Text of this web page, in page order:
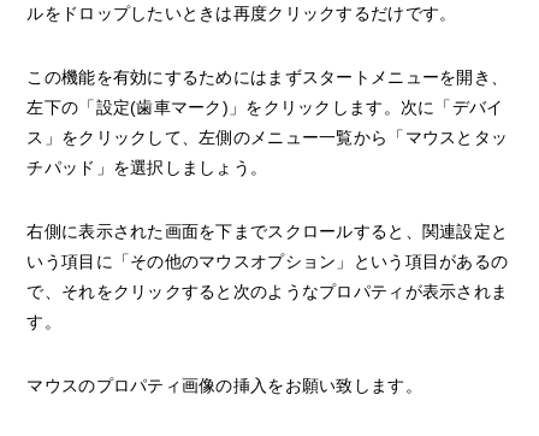
ルをドロップしたいときは再度クリックするだけです。
この機能を有効にするためにはまずスタートメニューを開き、
左下の「設定(歯車マーク)」をクリックします。次に「デバイ
ス」をクリックして、左側のメニュー一覧から「マウスとタッ
チパッド」を選択しましょう。
右側に表示された画面を下までスクロールすると、関連設定と
いう項目に「その他のマウスオプション」という項目があるの
で、それをクリックすると次のようなプロパティが表示されま
す。
マウスのプロパティ画像の挿入をお願い致します。